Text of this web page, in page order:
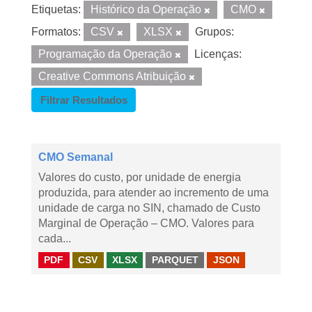
Etiquetas: Histórico da Operação
CMO
Formatos:
CSV XLSX
Grupos:
Programação da Operação
Licenças:
Creative Commons Atribuição
Filtrar Resultados
CMO Semanal
Valores do custo, por unidade de energia
produzida, para atender ao incremento de uma
unidade de carga no SIN, chamado de Custo
Marginal de Operação – CMO. Valores para
cada...
PDF CSV XLSX PARQUET JSON